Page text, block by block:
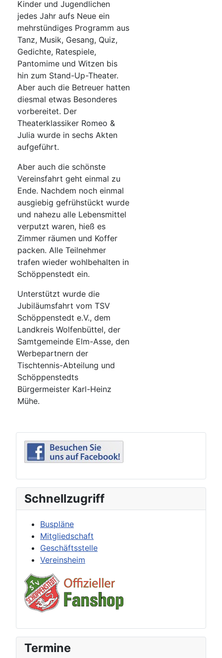
Kinder und Jugendlichen
jedes Jahr aufs Neue ein
mehrstündiges Programm aus
Tanz, Musik, Gesang, Quiz,
Gedichte, Ratespiele,
Pantomime und Witzen bis
hin zum Stand-Up-Theater.
Aber auch die Betreuer hatten
diesmal etwas Besonderes
vorbereitet. Der
Theaterklassiker Romeo &
Julia wurde in sechs Akten
aufgeführt.
Aber auch die schönste
Vereinsfahrt geht einmal zu
Ende. Nachdem noch einmal
ausgiebig gefrühstückt wurde
und nahezu alle Lebensmittel
verputzt waren, hieß es
Zimmer räumen und Koffer
packen. Alle Teilnehmer
trafen wieder wohlbehalten in
Schöppenstedt ein.
Unterstützt wurde die
Jubiläumsfahrt vom TSV
Schöppenstedt e.V., dem
Landkreis Wolfenbüttel, der
Samtgemeinde Elm-Asse, den
Werbepartnern der
Tischtennis-Abteilung und
Schöppenstedts
Bürgermeister Karl-Heinz
Mühe.
Schnellzugriff
Buspläne
Mitgliedschaft
Geschäftsstelle
Vereinsheim
Termine